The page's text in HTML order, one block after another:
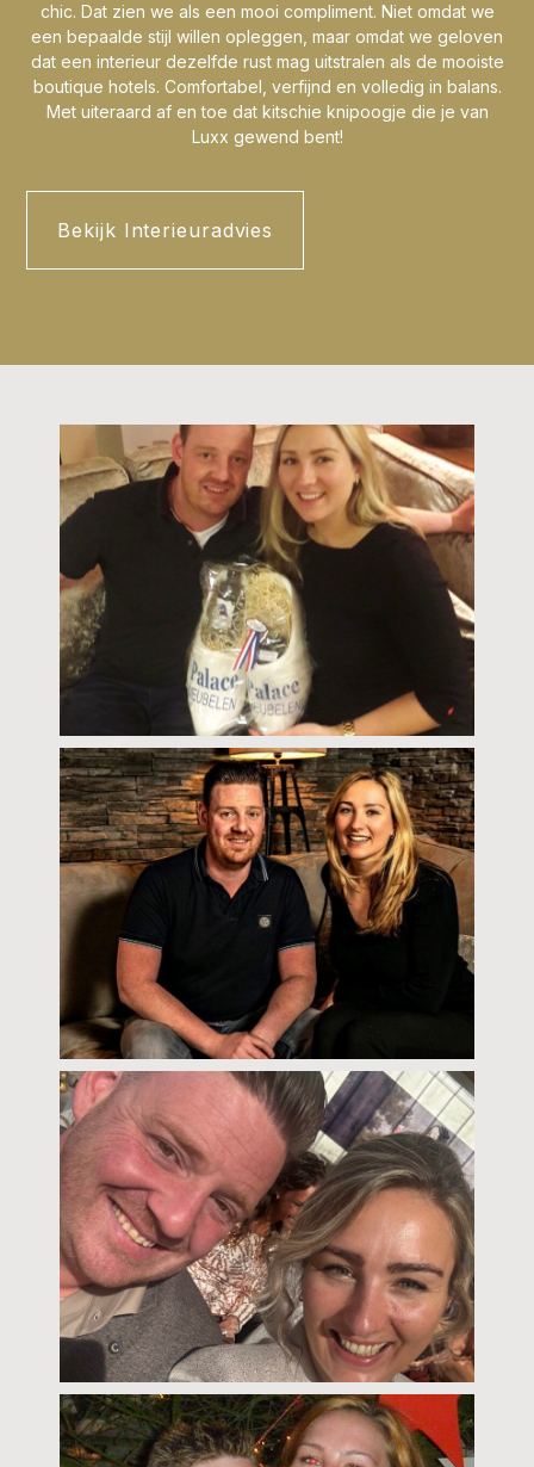
chic. Dat zien we als een mooi compliment. Niet omdat we
een bepaalde stijl willen opleggen, maar omdat we geloven
dat een interieur dezelfde rust mag uitstralen als de mooiste
boutique hotels. Comfortabel, verfijnd en volledig in balans.
Met uiteraard af en toe dat kitschie knipoogje die je van
Luxx gewend bent!
Bekijk Interieuradvies